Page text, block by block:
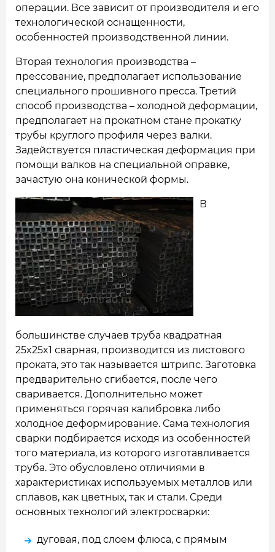
операции. Все зависит от производителя и его
технологической оснащенности,
особенностей производственной линии.
Вторая технология производства –
прессование, предполагает использование
специального прошивного пресса. Третий
способ производства – холодной деформации,
предполагает на прокатном стане прокатку
трубы круглого профиля через валки.
Задействуется пластическая деформация при
помощи валков на специальной оправке,
зачастую она конической формы.
В
большинстве случаев труба квадратная
25x25x1 сварная, производится из листового
проката, это так называется штрипс. Заготовка
предварительно сгибается, после чего
сваривается. Дополнительно может
применяться горячая калибровка либо
холодное деформирование. Сама технология
сварки подбирается исходя из особенностей
того материала, из которого изготавливается
труба. Это обусловлено отличиями в
характеристиках используемых металлов или
сплавов, как цветных, так и стали. Среди
основных технологий электросварки:
дуговая, под слоем флюса, с прямым